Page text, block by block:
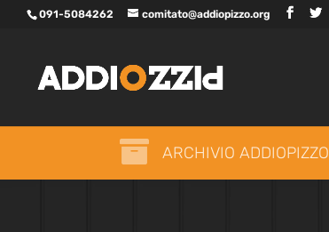
091-5084262 comitato@addiopizzo.org
 ARCHIVIO ADDIOPIZZO